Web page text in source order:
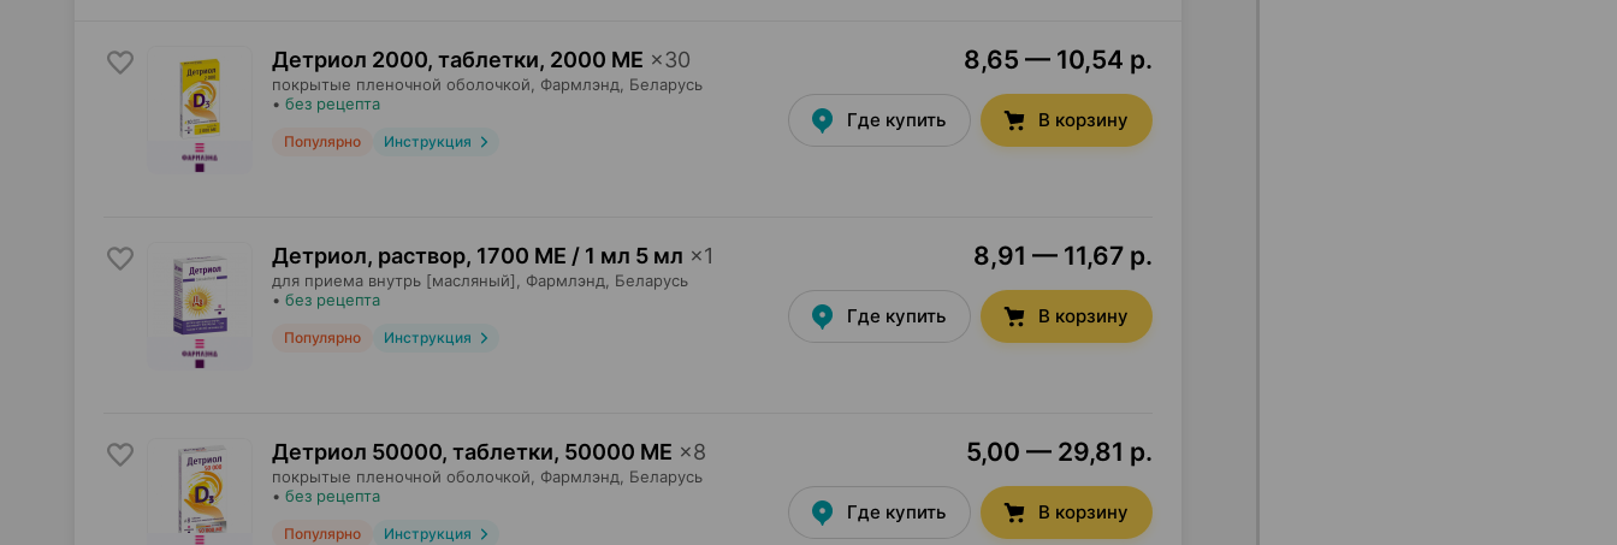
Детриол 2000, таблетки, 2000 МЕ ×30
покрытые пленочной оболочкой, Фармлэнд , Беларусь
• без рецепта
Популярно Инструкция
8,65 — 10,54 р.
Где купить В корзину
Детриол, раствор, 1700 МЕ / 1 мл 5 мл ×1
для приема внутрь [масляный], Фармлэнд , Беларусь
• без рецепта
Популярно Инструкция
8,91 — 11,67 р.
Где купить В корзину
Детриол 50000, таблетки, 50000 МЕ ×8
покрытые пленочной оболочкой, Фармлэнд , Беларусь
• без рецепта
Популярно Инструкция
5,00 — 29,81 р.
Где купить В корзину